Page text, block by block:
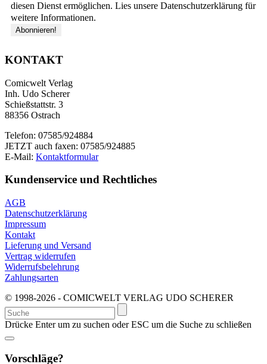
diesen Dienst ermöglichen. Lies unsere Datenschutzerklärung für
weitere Informationen.
KONTAKT
Comicwelt Verlag
Inh. Udo Scherer
Schießstattstr. 3
88356 Ostrach
Telefon: 07585/924884
JETZT auch faxen: 07585/924885
E-Mail: Kontaktformular
Kundenservice und Rechtliches
AGB
Datenschutzerklärung
Impressum
Kontakt
Lieferung und Versand
Vertrag widerrufen
Widerrufsbelehrung
Zahlungsarten
© 1998-2026 - COMICWELT VERLAG UDO SCHERER
Suchen
nach:
Drücke Enter um zu suchen oder ESC um die Suche zu schließen
Vorschläge?